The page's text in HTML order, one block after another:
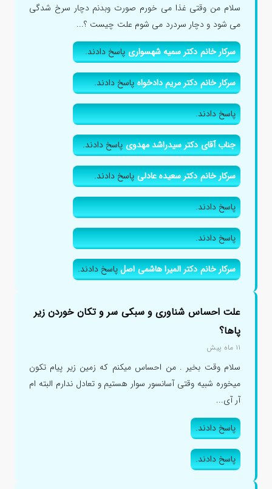
سلام من وقتی غذا می خورم صورت وبدنم دچار سرخ شدگی
می شود و دچار سردرد می شوم علت چیست ؟...
سرکار خانم دکتر سمیه شهسواریپاسخ دادند.
سرکار خانم دکتر مریم دادخواهپاسخ دادند.
پاسخ دادند.
جناب آقای دکتر سیدراشد مهدویپاسخ دادند.
سرکار خانم دکتر سعیده عادلیپاسخ دادند.
پاسخ دادند.
پاسخ دادند.
سرکار خانم دکتر المیرا هاشمی اصلپاسخ دادند.
علت احساس شناوری و سبکی سر و تکان خوردن زیر
پاها؟
۱۱ ماه پیش
سلام وقت بخیر . من احساس میکنم که زمین زیر پیام تکون
میخوره شبیه وقتی آسانسور سوار هستیم و تعادل ندارم البته ام
آر آی...
پاسخ دادند.
پاسخ دادند.